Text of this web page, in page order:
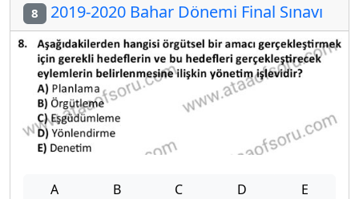
8 2019-2020 Bahar Dönemi Final Sınavı
A B C D E